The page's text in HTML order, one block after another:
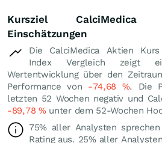
Kursziel CalciMedica
Einschätzungen
Die CalciMedica Aktien
Index Vergleich zeigt
Wertentwicklung über den
Performance von -74,68 %. Die
letzten 52 Wochen negativ und
-89,78 %unter dem 52-Wochen
75% aller Analysten
Rating aus. 25% aller